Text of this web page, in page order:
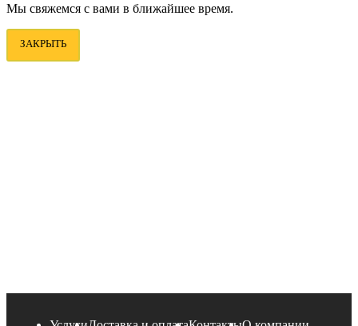
Мы свяжемся с вами в ближайшее время.
ЗАКРЫТЬ